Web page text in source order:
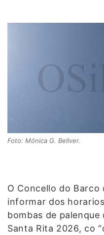
Foto: Mónica G. Bellver.
O Concello do Barco
informar dos
bombas de palenque
Santa Rita 2026, co